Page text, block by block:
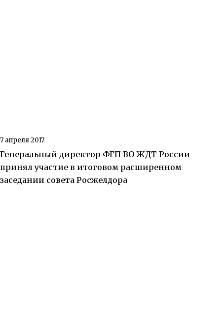
7 апреля 2017
Генеральный директор ФГП ВО ЖДТ России
принял участие в итоговом расширенном
заседании совета Росжелдора